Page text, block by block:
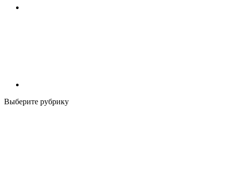
Выберите рубрику